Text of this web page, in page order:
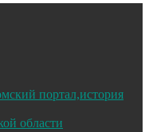
портал,история
области